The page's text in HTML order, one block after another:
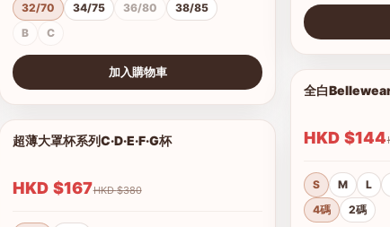
32/70
34/75 36/80
38/85
B
C
加入購物車
超薄大罩杯系列C·D·E·F·G杯
HKD $167 HKD $380
全白
HKD $144
S M L
4碼
2碼